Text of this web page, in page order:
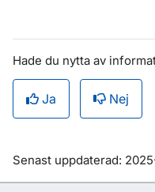
Hade du nytta av
Ja Nej
Om sidan
Senast uppdaterad: